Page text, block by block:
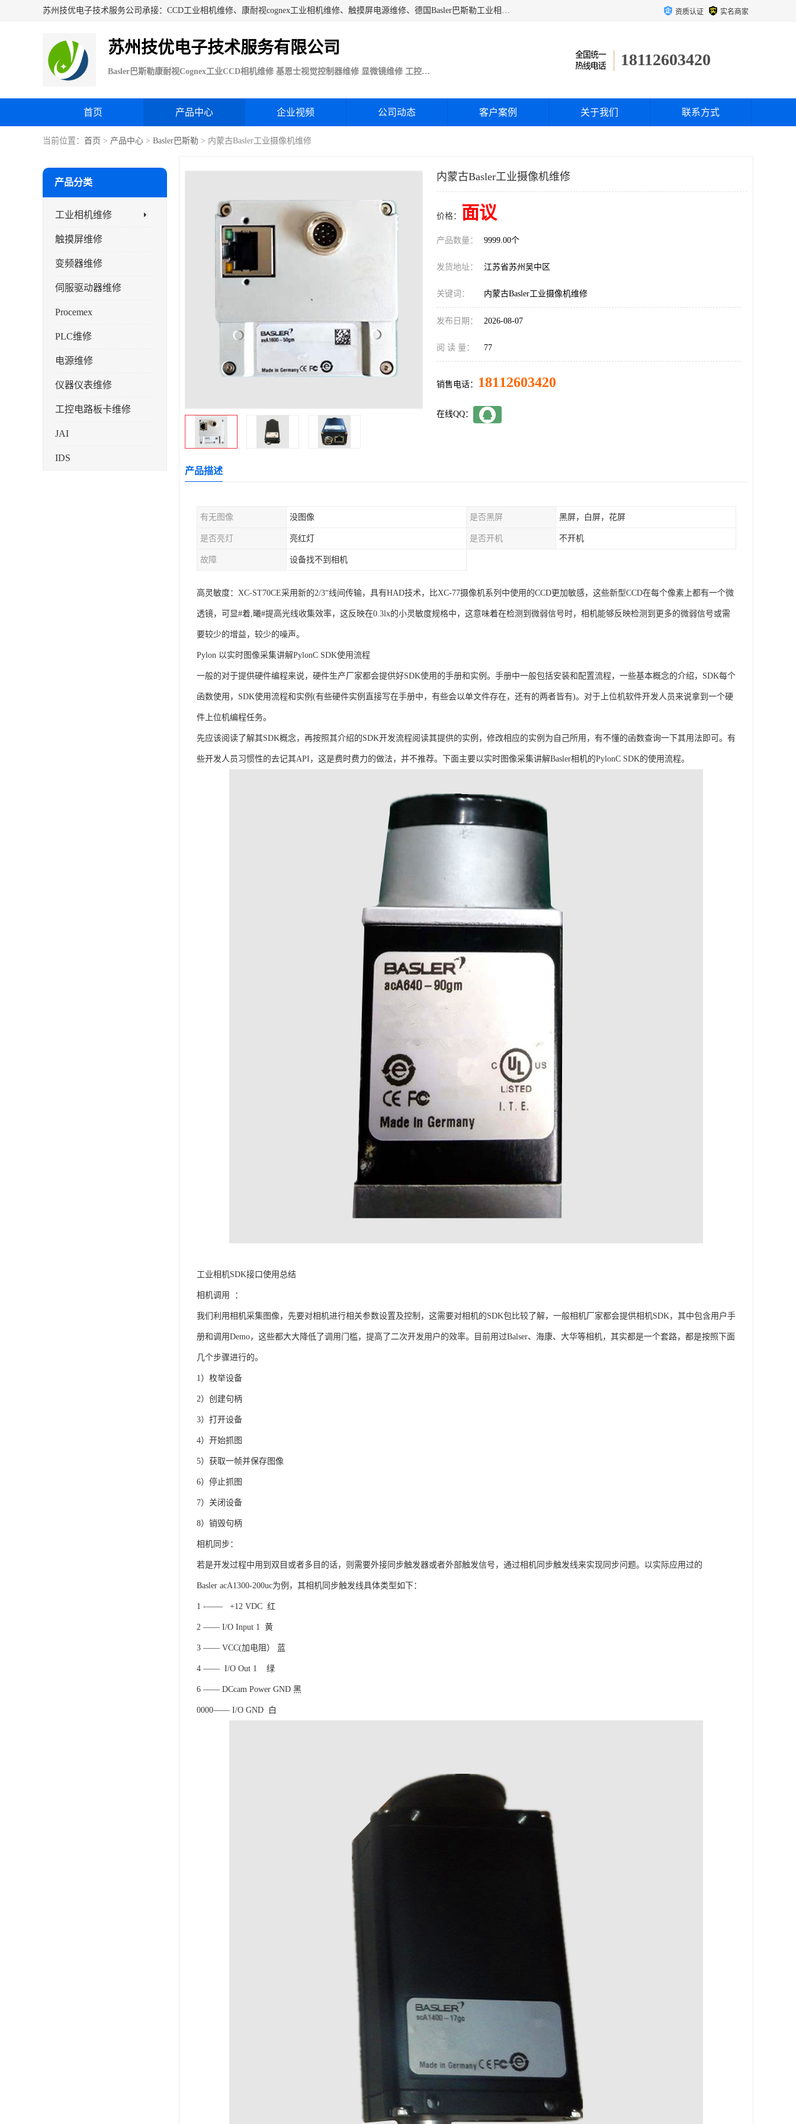
苏州技优电子技术服务公司承接：CCD工业相机维修、康耐视cognex工业相机维修、触摸屏电源维修、德国Basler巴斯勒工业相机维修、科研蛋白分析仪制冷相机维修等各种设备维修。公司客户行业涉及机械制造、注塑业、橡胶、电路板制造工厂、印刷、电梯、汽车生产、发电、电镀、医疗、食品、包装等。 资质认证 实名商家
苏州技优电子技术服务有限公司
Basler巴斯勒康耐视Cognex工业CCD相机维修 基恩士视觉控制器维修 显微镜维修 工控触摸屏电源电路板维修
18112603420
首页 产品中心 企业视频 公司动态 客户案例 关于我们 联系方式
当前位置： 首页 > 产品中心 > Basler巴斯勒 > 内蒙古Basler工业摄像机维修
产品分类
工业相机维修
触摸屏维修
变频器维修
伺服驱动器维修
Procemex
PLC维修
电源维修
仪器仪表维修
工控电路板卡维修
JAI
IDS
内蒙古Basler工业摄像机维修
价格： 面议
产品数量： 9999.00个
发货地址： 江苏省苏州吴中区
关键词： 内蒙古Basler工业摄像机维修
发布日期： 2026-08-07
阅 读 量： 77
销售电话： 18112603420
在线QQ：
产品描述
有无图像 没图像 是否黑屏 黑屏，白屏，花屏
是否亮灯 亮红灯 是否开机 不开机
故障 设备找不到相机
高灵敏度：XC-ST70CE采用新的2/3“线间传输，具有HAD技术，比XC-77摄像机系列中使用的CCD更加敏感，这些新型CCD在每个像素上都有一个微
透镜，可显#着,曦#提高光线收集效率，这反映在0.3lx的小灵敏度规格中，这意味着在检测到微弱信号时，相机能够反映检测到更多的微弱信号或需
要较少的增益，较少的噪声。
Pylon 以实时图像采集讲解PylonC SDK使用流程
一般的对于提供硬件编程来说，硬件生产厂家都会提供好SDK使用的手册和实例。手册中一般包括安装和配置流程，一些基本概念的介绍，SDK每个
函数使用，SDK使用流程和实例(有些硬件实例直接写在手册中，有些会以单文件存在，还有的两者皆有)。对于上位机软件开发人员来说拿到一个硬
件上位机编程任务。
先应该阅读了解其SDK概念，再按照其介绍的SDK开发流程阅读其提供的实例，修改相应的实例为自己所用，有不懂的函数查询一下其用法即可。有
些开发人员习惯性的去记其API，这是费时费力的做法，并不推荐。下面主要以实时图像采集讲解Basler相机的PylonC SDK的使用流程。
工业相机SDK接口使用总结
相机调用 ：
我们利用相机采集图像，先要对相机进行相关参数设置及控制，这需要对相机的SDK包比较了解，一般相机厂家都会提供相机SDK，其中包含用户手
册和调用Demo，这些都大大降低了调用门槛，提高了二次开发用户的效率。目前用过Balser、海康、大华等相机，其实都是一个套路，都是按照下面
几个步骤进行的。
1）枚举设备
2）创建句柄
3）打开设备
4）开始抓图
5）获取一帧并保存图像
6）停止抓图
7）关闭设备
8）销毁句柄
相机同步：
若是开发过程中用到双目或者多目的话，则需要外接同步触发器或者外部触发信号，通过相机同步触发线来实现同步问题。以实际应用过的
Basler acA1300-200uc为例，其相机同步触发线具体类型如下：
1 -—— +12 VDC 红
2 —— I/O Input 1 黄
3 —— VCC(加电阻） 蓝
4 —— I/O Out 1 绿
6 —— DCcam Power GND 黑
0000—— I/O GND 白